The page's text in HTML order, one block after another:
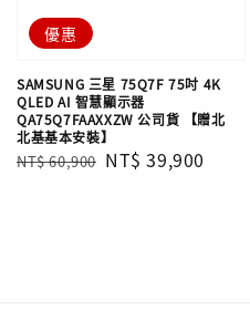
優惠
SAMSUNG 三星 75Q7F 75吋 4K
QLED AI 智慧顯示器
QA75Q7FAAXXZW 公司貨 【贈北
北基基本安裝】
Regular
NT$ 60,900 Sale
NT$ 39,900